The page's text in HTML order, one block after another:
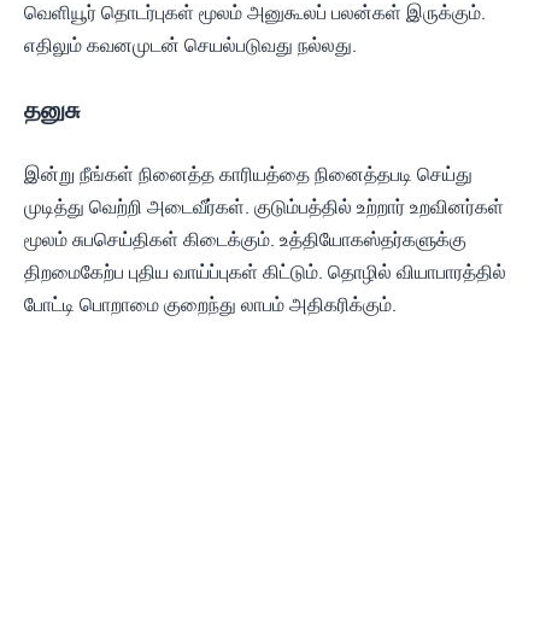
வெளியூர் தொடர்புகள் மூலம் அனுகூலப் பலன்கள் இருக்கும்.
எதிலும் கவனமுடன் செயல்படுவது நல்லது.
தனுசு
இன்று நீங்கள் நினைத்த காரியத்தை நினைத்தபடி செய்து
முடித்து வெற்றி அடைவீர்கள். குடும்பத்தில் உற்றார் உறவினர்கள்
மூலம் சுபசெய்திகள் கிடைக்கும். உத்தியோகஸ்தர்களுக்கு
திறமைகேற்ப புதிய வாய்ப்புகள் கிட்டும். தொழில் வியாபாரத்தில்
போட்டி பொறாமை குறைந்து லாபம் அதிகரிக்கும்.